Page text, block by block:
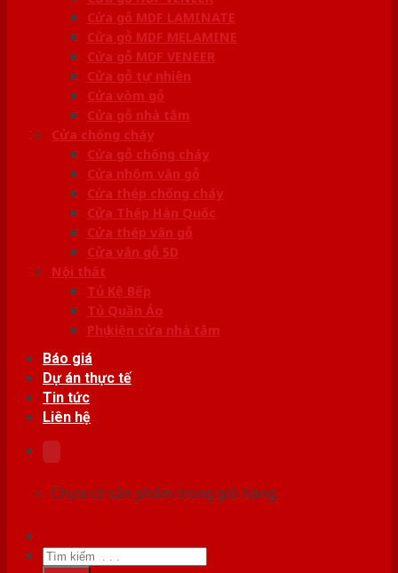
Cửa gỗ MDF LAMINATE
Cửa gỗ MDF MELAMINE
Cửa gỗ MDF VENEER
Cửa gỗ tự nhiên
Cửa vòm gỗ
Cửa gỗ nhà tắm
Cửa chống cháy
Cửa gỗ chống cháy
Cửa nhôm vân gỗ
Cửa thép chống cháy
Cửa Thép Hàn Quốc
Cửa thép vân gỗ
Cửa vân gỗ 5D
Nội thất
Tủ Kệ Bếp
Tủ Quần Áo
Phụ kiện cửa nhà tắm
Báo giá
Dự án thực tế
Tin tức
Liên hệ
Chưa có sản phẩm trong giỏ hàng.
Tìm